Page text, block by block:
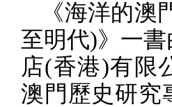
《海洋的
至明代)》一
店(香港)有限
澳門歷史研究